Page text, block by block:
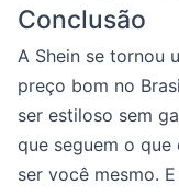
Conclusão
A Shein se tornou
preço bom no
ser estiloso sem
que seguem o que
ser você mesmo.